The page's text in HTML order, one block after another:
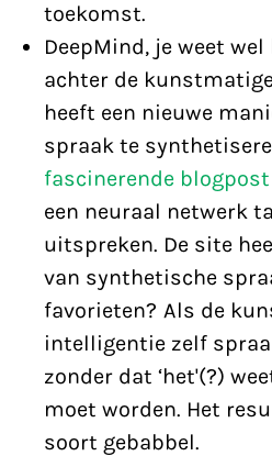
toekomst.
DeepMind, je weet
achter de
heeft een nieuwe
spraak te
fascinerende blogpost
een neuraal netwerk
uitspreken. De site
van synthetische
favorieten? Als de
intelligentie zelf
zonder dat ‘het'(?)
moet worden. Het
soort gebabbel.